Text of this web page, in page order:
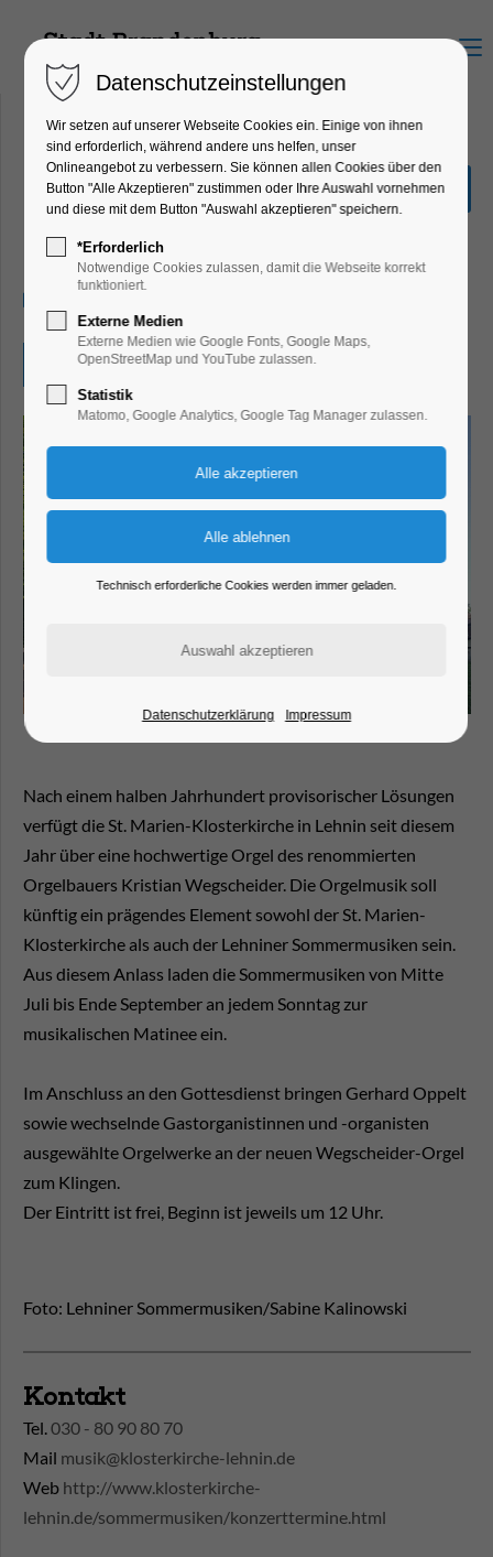
Menu
Lehniner Sommermusiken:
Orgelmatinee
Konzert, Musik
Eintritt frei
Nach einem halben Jahrhundert provisorischer Lösungen
verfügt die St. Marien-Klosterkirche in Lehnin seit diesem
Jahr über eine hochwertige Orgel des renommierten
Orgelbauers Kristian Wegscheider. Die Orgelmusik soll
künftig ein prägendes Element sowohl der St. Marien-
Klosterkirche als auch der Lehniner Sommermusiken sein.
Aus diesem Anlass laden die Sommermusiken von Mitte
Juli bis Ende September an jedem Sonntag zur
musikalischen Matinee ein.
Im Anschluss an den Gottesdienst bringen Gerhard Oppelt
sowie wechselnde Gastorganistinnen und -organisten
ausgewählte Orgelwerke an der neuen Wegscheider-Orgel
zum Klingen.
Der Eintritt ist frei, Beginn ist jeweils um 12 Uhr.
Foto: Lehniner Sommermusiken/Sabine Kalinowski
Kontakt
Tel.030 - 80 90 80 70
Mail musik@klosterkirche-lehnin.de
Web http://www.klosterkirche-
lehnin.de/sommermusiken/konzerttermine.html
Datenschutzeinstellungen
Wir setzen auf unserer Webseite Cookies ein. Einige von ihnen
sind erforderlich, während andere uns helfen, unser
Onlineangebot zu verbessern. Sie können allen Cookies über den
Button "Alle Akzeptieren" zustimmen oder Ihre Auswahl vornehmen
und diese mit dem Button "Auswahl akzeptieren" speichern.
*Erforderlich
Notwendige Cookies zulassen, damit die Webseite korrekt
funktioniert.
Externe Medien
Externe Medien wie Google Fonts, Google Maps,
OpenStreetMap und YouTube zulassen.
Statistik
Matomo, Google Analytics, Google Tag Manager zulassen.
Technisch erforderliche Cookies werden immer geladen.
Datenschutzerklärung Impressum